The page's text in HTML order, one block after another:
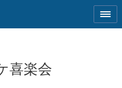
喜楽会